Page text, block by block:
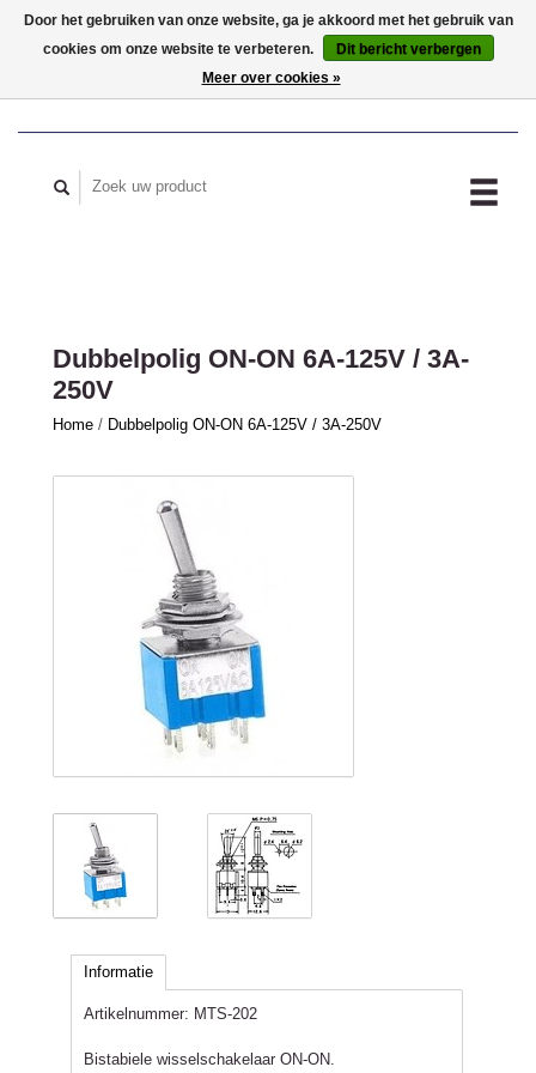
MIJN ACCOUNT
Dubbelpolig ON-ON 6A-125V / 3A-
250V
Home / Dubbelpolig ON-ON 6A-125V / 3A-250V
Informatie
Artikelnummer: MTS-202
Bistabiele wisselschakelaar ON-ON.
Door het gebruiken van onze website, ga je akkoord met het gebruik van
cookies om onze website te verbeteren.
Dit bericht verbergen
Meer over cookies »